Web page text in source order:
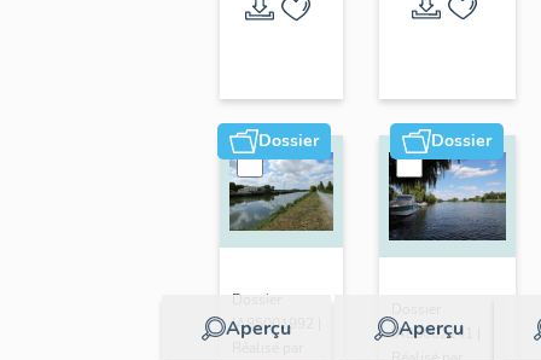
Dossier
Aperçu
Dossier
IA85001992 |
Dossier
Aperçu
IA85002141 |